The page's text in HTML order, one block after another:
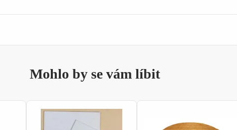
Mohlo by se vám líbit